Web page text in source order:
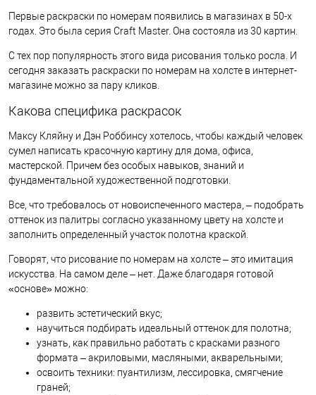
Первые раскраски по номерам появились в магазинах в 50-х
годах. Это была серия Craft Master. Она состояла из 30 картин.
С тех пор популярность этого вида рисования только росла. И
сегодня заказать раскраски по номерам на холсте в интернет-
магазине можно за пару кликов.
Какова специфика раскрасок
Максу Кляйну и Дэн Роббинсу хотелось, чтобы каждый человек
сумел написать красочную картину для дома, офиса,
мастерской. Причем без особых навыков, знаний и
фундаментальной художественной подготовки.
Все, что требовалось от новоиспеченного мастера, – подобрать
оттенок из палитры согласно указанному цвету на холсте и
заполнить определенный участок полотна краской.
Говорят, что рисование по номерам на холсте – это имитация
искусства. На самом деле – нет. Даже благодаря готовой
«основе» можно:
развить эстетический вкус;
научиться подбирать идеальный оттенок для полотна;
узнать, как правильно работать с красками разного
формата – акриловыми, масляными, акварельными;
освоить техники: пуантилизм, лессировка, смягчение
граней;